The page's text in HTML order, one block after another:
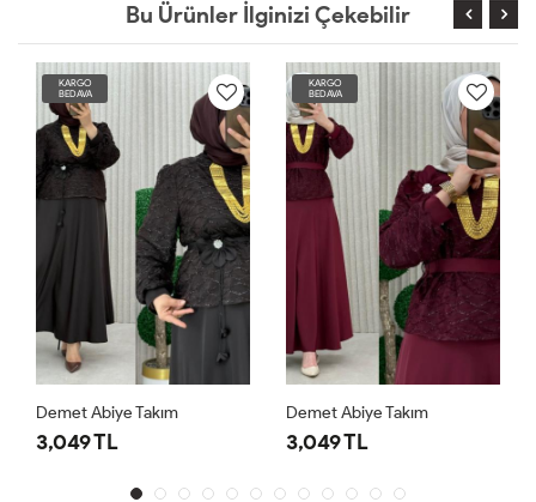
Bu Ürünler İlginizi Çekebilir
KARGO
BEDAVA
Demet Abiye Takım
3,049 TL
KARGO
BEDAVA
Demet Abiye Takım
3,049 TL